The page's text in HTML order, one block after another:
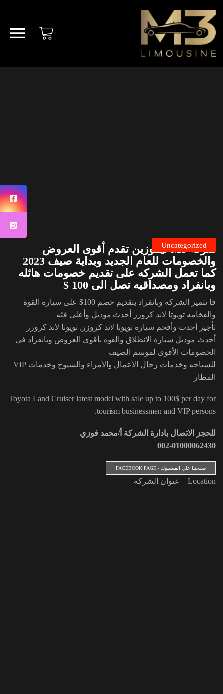
Uncategorizedشركة M3 ليموزين تقدم أقوى العروض
والخصومات للعام الجديد وبداية صيف 2023
كما تعمل الشركه على تقديم خصومات هائله
وبانفراد ومصداقيه تصل الى 100 $
فا تتميز الشركه وبانفراد بتقديم خصم 100$ على سيارة القوة
والفخامه تويوتا لاند كروزر أحدث موديل وأعلى فئه
تأجير أحدث وأفخم سياره تويوتا لاند كروزر, تويوتا لاند كروزر
أحدث موديل سيارة الانطلاق والقوه بأقوى العروض وبانفراد فى
الخصومات الأقوى لموسم الصيف
للسياحه وخدمات رجال الأعمال والأمراء والشيوخ وخدمات VIP
المطار
Toyota Land Cruiser latest model with sale up to 100$ per day for
tourism businessmen and VIP persons.
للحجز الاتصال بادارة الشركة أ/محمد فوزي
002-01000062430
صفحتنا علي الفسيبوك - FACEBOOK PAGE
Location – عنوان الشركه